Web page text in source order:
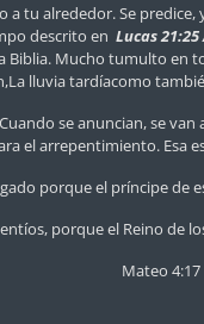
tu alrededor. Se
descrito en Lucas
Biblia. Mucho tumulto
lluvia tardíacomo
Cuando se anuncian, se
el arrepentimiento. Esa
porque el príncipe de
porque el Reino de
Mateo 4:17